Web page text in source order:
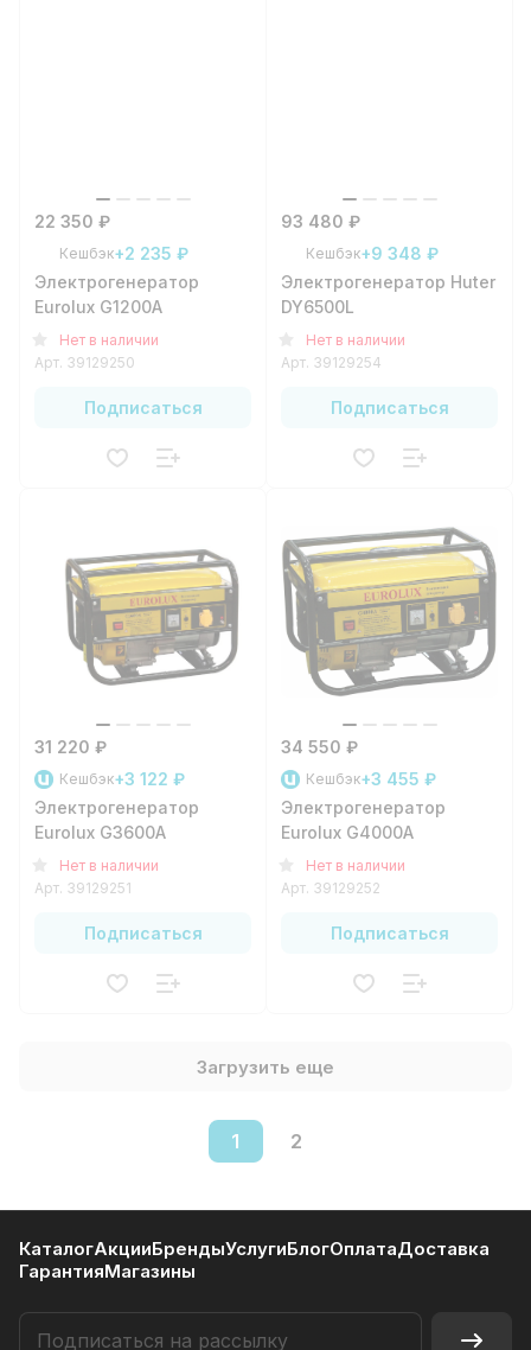
22 350 ₽
Кешбэк+2 235 ₽
Электрогенератор
Eurolux G1200A
Нет в наличии
Арт. 39129250
Подписаться
93 480 ₽
Кешбэк+9 348 ₽
Электрогенератор Huter
DY6500L
Нет в наличии
Арт. 39129254
Подписаться
31 220 ₽
Кешбэк+3 122 ₽
Электрогенератор
Eurolux G3600A
Нет в наличии
Арт. 39129251
Подписаться
34 550 ₽
Кешбэк+3 455 ₽
Электрогенератор
Eurolux G4000A
Нет в наличии
Арт. 39129252
Подписаться
Загрузить еще
1 2
КаталогАкцииБрендыУслугиБлогОплатаДоставка
ГарантияМагазины